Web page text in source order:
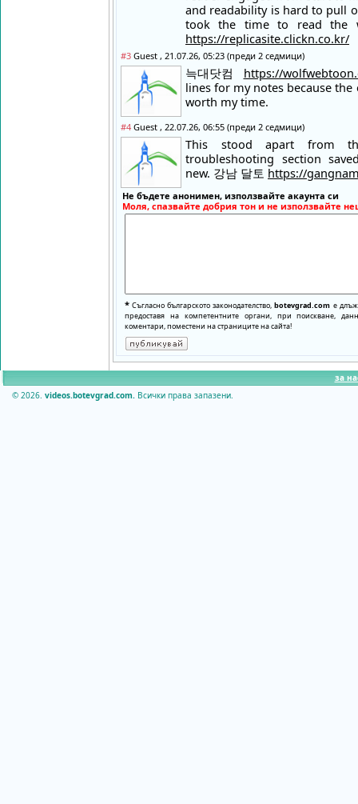
and readability is hard to pull
took the time to read the
https://replicasite.clickn.co.kr/
#3 Guest , 21.07.26, 05:23 (преди 2 седмици)
늑대닷컴 https://
lines for my notes because
worth my time.
#4 Guest , 22.07.26, 06:55 (преди 2 седмици)
This stood apart from
troubleshooting section
new. 강남 달토 https://
Не бъдете анонимен, използвайте акаунта си
Моля, спазвайте добрия тон и не използвайте
* Съгласно българското законодателство,botevgrad.com е
предоставя на компетентните органи, при поискване,
коментари, поместени на страниците на сайта!
за
© 2026. videos.botevgrad.com. Всички права запазени.